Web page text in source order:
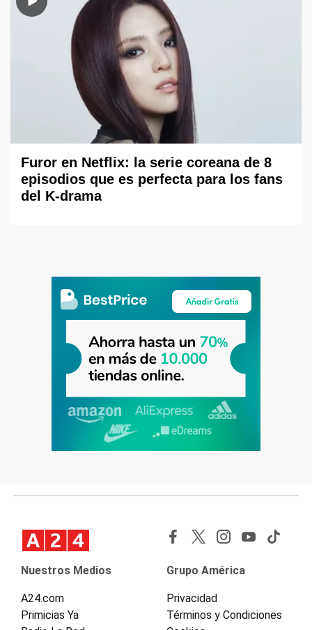
Furor en Netflix: la serie coreana de 8
episodios que es perfecta para los fans
del K-drama
Nuestros Medios
A24.com
Primicias Ya
Grupo América
Privacidad
Términos y Condiciones